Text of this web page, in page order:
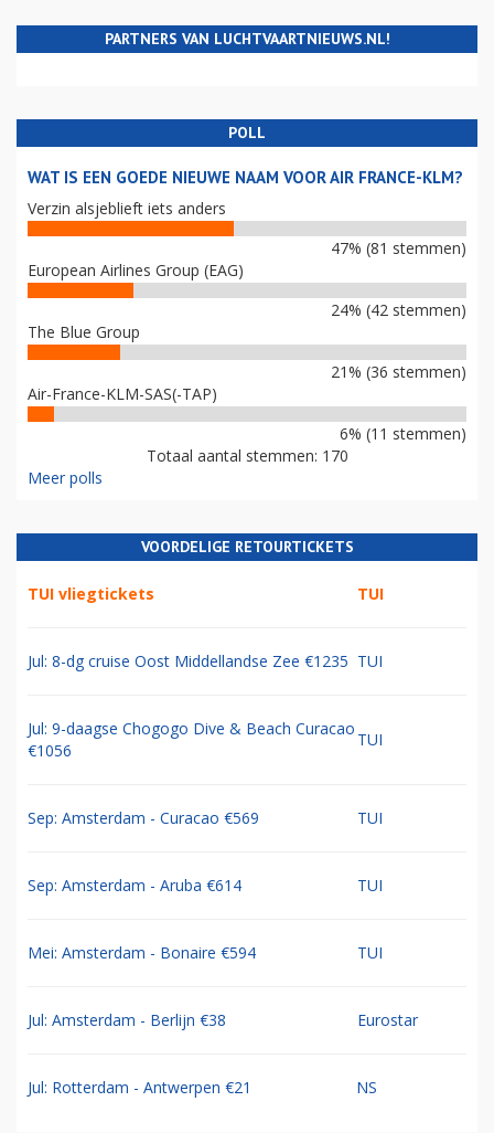
PARTNERS VAN LUCHTVAARTNIEUWS.NL!
POLL
WAT IS EEN GOEDE NIEUWE NAAM VOOR AIR FRANCE-KLM?
Verzin alsjeblieft iets anders
47% (81 stemmen)
European Airlines Group (EAG)
24% (42 stemmen)
The Blue Group
21% (36 stemmen)
Air-France-KLM-SAS(-TAP)
6% (11 stemmen)
Totaal aantal stemmen: 170
Meer polls
VOORDELIGE RETOURTICKETS
TUI vliegtickets TUI
Jul: 8-dg cruise Oost Middellandse Zee €1235 TUI
Jul: 9-daagse Chogogo Dive & Beach Curacao
€1056
TUI
Sep: Amsterdam - Curacao €569 TUI
Sep: Amsterdam - Aruba €614 TUI
Mei: Amsterdam - Bonaire €594 TUI
Jul: Amsterdam - Berlijn €38 Eurostar
Jul: Rotterdam - Antwerpen €21 NS